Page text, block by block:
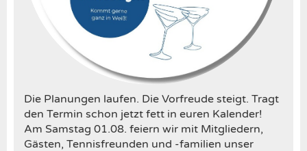
Die Planungen laufen. Die Vorfreude steigt. Tragt
den Termin schon jetzt fett in euren Kalender!
Am Samstag 01.08. feiern wir mit Mitgliedern,
Gästen, Tennisfreunden und -familien unser